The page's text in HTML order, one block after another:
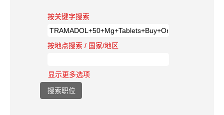
按关键字搜索
按地点搜索 / 国家/地区
显示更多选项